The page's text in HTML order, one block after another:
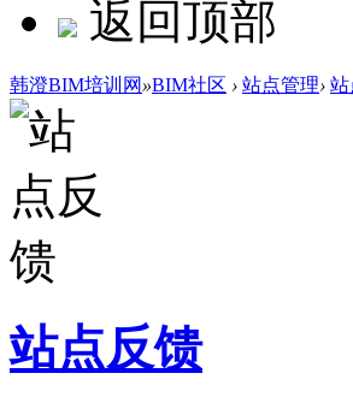
返回顶部
韩澄BIM培训网 »BIM社区 › 站点管理› 站
站点反馈